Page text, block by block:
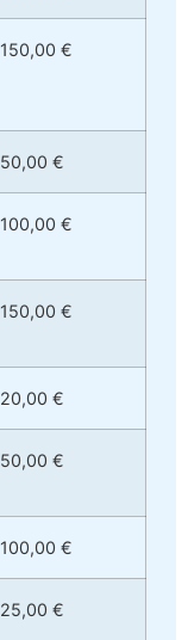
150,00 €
50,00 €
100,00 €
150,00 €
20,00 €
50,00 €
100,00 €
25,00 €